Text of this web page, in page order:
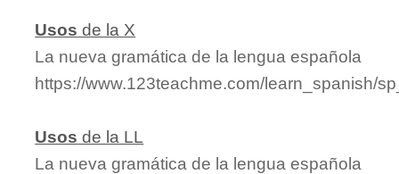
Usos de la X
La nueva gramática de la lengua española
https://www.123teachme.com/learn_spanish/
Usos de la LL
La nueva gramática de la lengua española